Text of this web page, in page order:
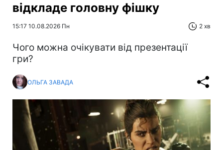
відкладе головну фішку
15:17 10.08.2026 Пн 2 хв
Чого можна очікувати від презентації
гри?
ОЛЬГА ЗАВАДА